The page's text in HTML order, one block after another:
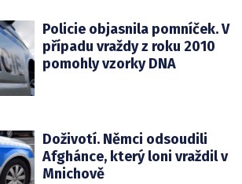
Policie objasnila pomníček. V
případu vraždy z roku 2010
pomohly vzorky DNA
Doživotí. Němci odsoudili
Afghánce, který loni vraždil v
Mnichově